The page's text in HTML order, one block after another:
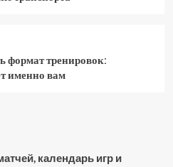
формат тренировок:
именно вам
календарь игр и